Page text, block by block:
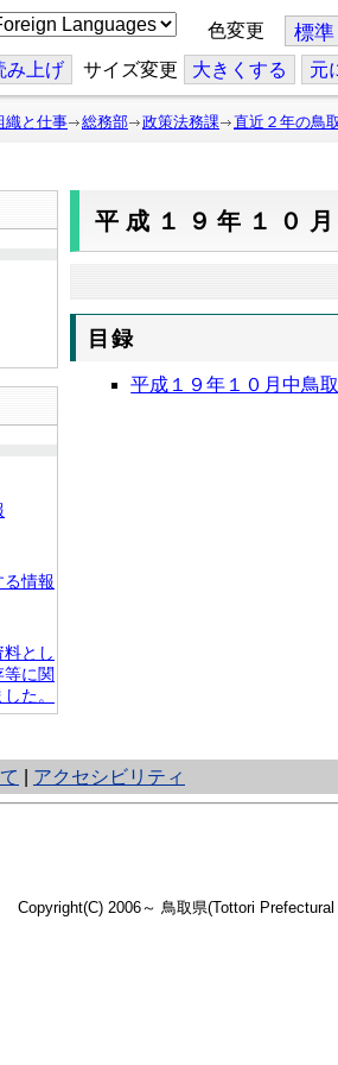
色変更 標準
み上げ サイズ変更 大きくする 元
織と仕事 総務部 政策法務課 直近２年の鳥
情報
料とし
に関
た。
平成１９年１０
目録
平成１９年１０月中鳥
アクセシビリティ
Copyright(C) 2006～ 鳥取県(Tottori